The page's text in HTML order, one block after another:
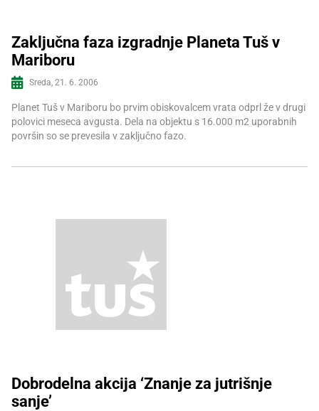
Zaključna faza izgradnje Planeta Tuš v
Mariboru
Sreda, 21. 6. 2006
Planet Tuš v Mariboru bo prvim obiskovalcem vrata odprl že v drugi
polovici meseca avgusta. Dela na objektu s 16.000 m2 uporabnih
površin so se prevesila v zaključno fazo.
Dobrodelna akcija ‘Znanje za jutrišnje
sanje’